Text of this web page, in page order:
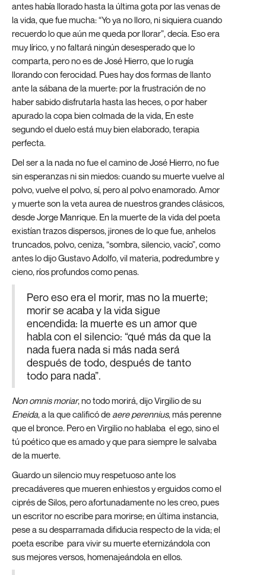
antes había llorado hasta la última gota por las venas de
la vida, que fue mucha: “Yo ya no lloro, ni siquiera cuando
recuerdo lo que aún me queda por llorar”, decía. Eso era
muy lírico, y no faltará ningún desesperado que lo
comparta, pero no es de José Hierro, que lo rugía
llorando con ferocidad. Pues hay dos formas de llanto
ante la sábana de la muerte: por la frustración de no
haber sabido disfrutarla hasta las heces, o por haber
apurado la copa bien colmada de la vida, En este
segundo el duelo está muy bien elaborado, terapia
perfecta.
Del ser a la nada no fue el camino de José Hierro, no fue
sin esperanzas ni sin miedos: cuando su muerte vuelve al
polvo, vuelve el polvo, sí, pero al polvo enamorado. Amor
y muerte son la veta aurea de nuestros grandes clásicos,
desde Jorge Manrique. En la muerte de la vida del poeta
existían trazos dispersos, jirones de lo que fue, anhelos
truncados, polvo, ceniza, “sombra, silencio, vacío”, como
antes lo dijo Gustavo Adolfo, vil materia, podredumbre y
cieno, ríos profundos como penas.
Pero eso era el morir, mas no la muerte;
morir se acaba y la vida sigue
encendida: la muerte es un amor que
habla con el silencio: “qué más da que la
nada fuera nada si más nada será
después de todo, después de tanto
todo para nada”.
Non omnis moriar, no todo morirá, dijo Virgilio de su
Eneida, a la que calificó deaere perennius, más perenne
que el bronce. Pero en Virgilio no hablaba el ego, sino el
tú poético que es amado y que para siempre le salvaba
de la muerte.
Guardo un silencio muy respetuoso ante los
precadáveres que mueren enhiestos y erguidos como el
ciprés de Silos, pero afortunadamente no les creo, pues
un escritor no escribe para morirse; en última instancia,
pese a su desparramada difiducia respecto de la vida; el
poeta escribe para vivir su muerte eternizándola con
sus mejores versos, homenajeándola en ellos.